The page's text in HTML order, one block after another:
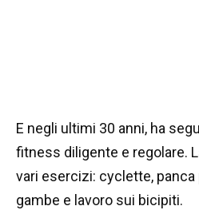
E negli ultimi 30 anni, ha
fitness diligente e regolare.
vari esercizi: cyclette, panca
gambe e lavoro sui bicipiti.